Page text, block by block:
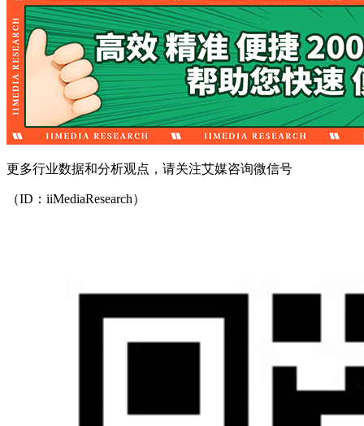
更多行业数据和分析观点，请关注艾媒咨询微信号
（ID：iiMediaResearch）